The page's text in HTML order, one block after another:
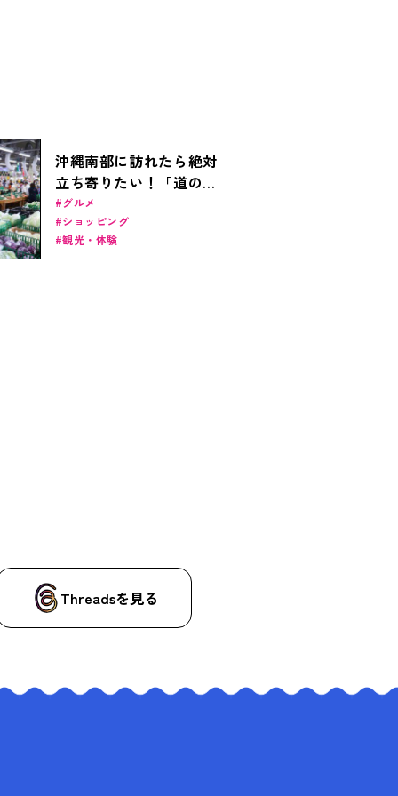
沖縄南部に訪れたら絶対
立ち寄りたい！「道の駅
いとまん」が人気の理由
とは？
グルメ
ショッピング
観光・体験
Threadsを見る